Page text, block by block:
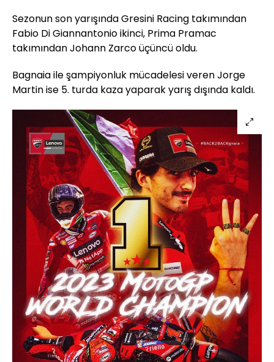
Sezonun son yarışında Gresini Racing takımından
Fabio Di Giannantonio ikinci, Prima Pramac
takımından Johann Zarco üçüncü oldu.
Bagnaia ile şampiyonluk mücadelesi veren Jorge
Martin ise 5. turda kaza yaparak yarış dışında kaldı.